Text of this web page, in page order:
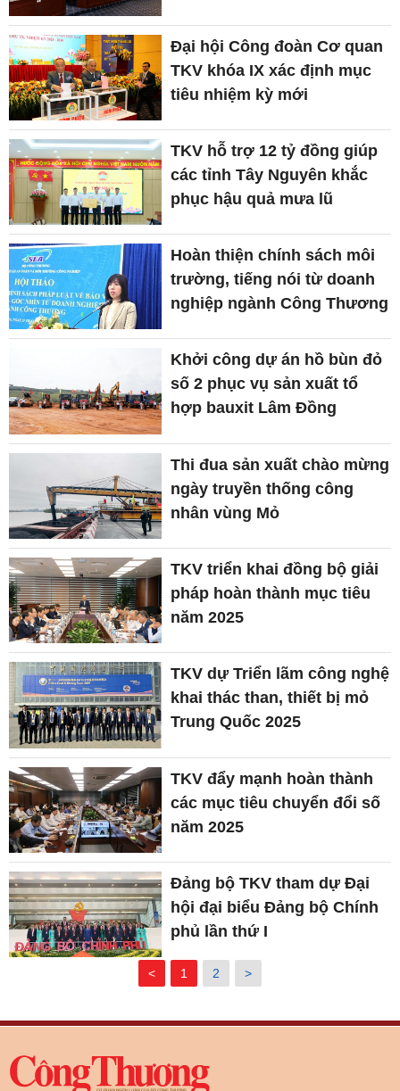
Đại hội Công đoàn Cơ quan
TKV khóa IX xác định mục
tiêu nhiệm kỳ mới
TKV hỗ trợ 12 tỷ đồng giúp
các tỉnh Tây Nguyên khắc
phục hậu quả mưa lũ
Hoàn thiện chính sách môi
trường, tiếng nói từ doanh
nghiệp ngành Công Thương
Khởi công dự án hồ bùn đỏ
số 2 phục vụ sản xuất tổ
hợp bauxit Lâm Đồng
Thi đua sản xuất chào mừng
ngày truyền thống công
nhân vùng Mỏ
TKV triển khai đồng bộ giải
pháp hoàn thành mục tiêu
năm 2025
TKV dự Triển lãm công nghệ
khai thác than, thiết bị mỏ
Trung Quốc 2025
TKV đẩy mạnh hoàn thành
các mục tiêu chuyển đổi số
năm 2025
Đảng bộ TKV tham dự Đại
hội đại biểu Đảng bộ Chính
phủ lần thứ I
< 1 2 >